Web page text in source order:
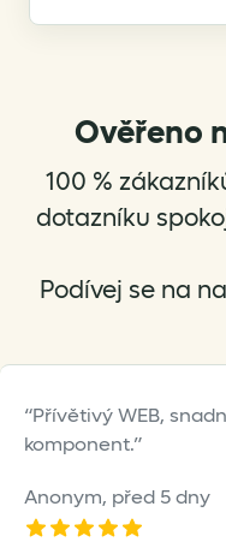
multiple
options
may
be
chosen
on
product
Ověřeno
100 %
dotazníku
Podívej se na
Přívětivý WEB,
komponent.
Anonym, před 5 dny